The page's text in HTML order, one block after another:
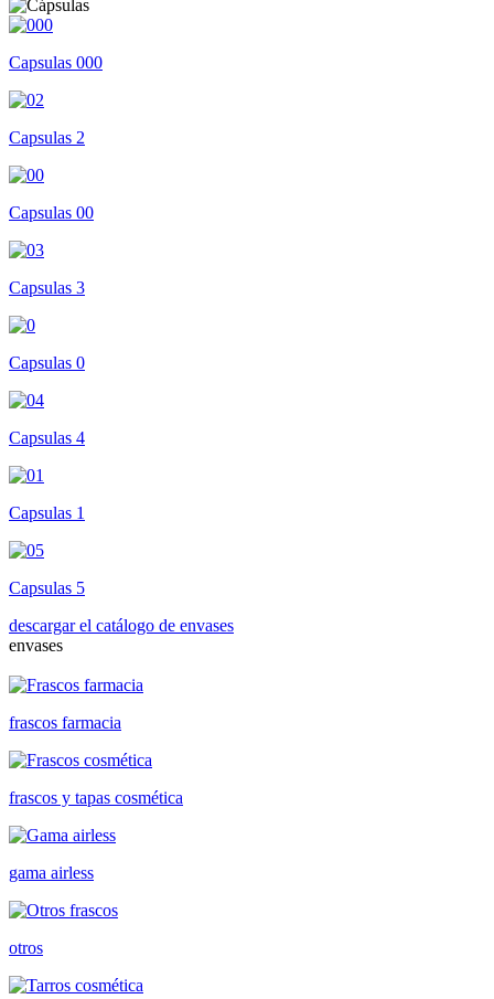
Capsulas 000
Capsulas 2
Capsulas 00
Capsulas 3
Capsulas 0
Capsulas 4
Capsulas 1
Capsulas 5
descargar el catálogo de envases
envases
frascos farmacia
frascos y tapas cosmética
gama airless
otros